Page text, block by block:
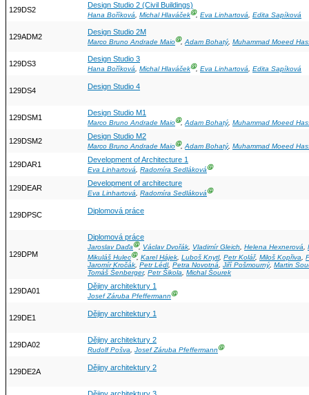
129DS2
Design Studio 2 (Civil Buildings)
Hana Boříková, Michal HlaváčekⒼ, Eva Linhartová, Edita Sapíková
129ADM2
Design Studio 2M
Marco Bruno Andrade MaioⒼ,Adam Bohatý, Muhammad Moeed
129DS3
Design Studio 3
Hana Boříková, Michal HlaváčekⒼ, Eva Linhartová, Edita Sapíková
129DS4 Design Studio 4
129DSM1
Design Studio M1
Marco Bruno Andrade MaioⒼ,Adam Bohatý, Muhammad Moeed
129DSM2
Design Studio M2
Marco Bruno Andrade MaioⒼ,Adam Bohatý, Muhammad Moeed
129DAR1
Development of Architecture 1
Eva Linhartová, Radomíra SedlákováⒼ
129DEAR
Development of architecture
Eva Linhartová, Radomíra SedlákováⒼ
129DPSC Diplomová práce
129DPM
Diplomová práce
Jaroslav DaďaⒼ, Václav Dvořák, Vladimír Gleich, Helena Hexnerová,
Mikuláš HulecⒼ, Karel Hájek Luboš Knytl, Petr Kolář, Miloš Kopřiva
Jaromír Kročák Petr Lédl, Petra Novotná Jiří Pošmourný, Martin
Tomáš Šenberger, Petr Šikola Michal Šourek
129DA01
Dějiny architektury 1
Josef Záruba PfeffermannⒼ
129DE1 Dějiny architektury 1
129DA02
Dějiny architektury 2
Rudolf Pošva, Josef Záruba PfeffermannⒼ
129DE2A Dějiny architektury 2